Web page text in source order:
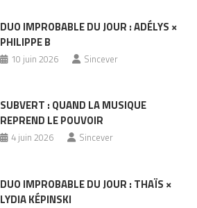
DUO IMPROBABLE DU JOUR : ADÉLYS ×
PHILIPPE B
10 juin 2026 Sincever
SUBVERT : QUAND LA MUSIQUE
REPREND LE POUVOIR
4 juin 2026 Sincever
DUO IMPROBABLE DU JOUR : THAÏS ×
LYDIA KÉPINSKI